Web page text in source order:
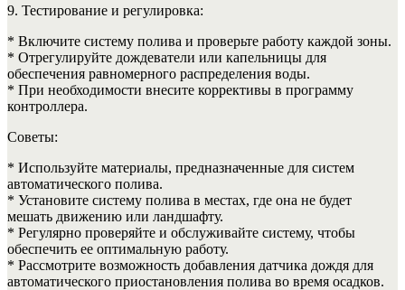
9. Тестирование и регулировка:
* Включите систему полива и проверьте работу каждой зоны.
* Отрегулируйте дождеватели или капельницы для
обеспечения равномерного распределения воды.
* При необходимости внесите коррективы в программу
контроллера.
Советы:
* Используйте материалы, предназначенные для систем
автоматического полива.
* Установите систему полива в местах, где она не будет
мешать движению или ландшафту.
* Регулярно проверяйте и обслуживайте систему, чтобы
обеспечить ее оптимальную работу.
* Рассмотрите возможность добавления датчика дождя для
автоматического приостановления полива во время осадков.